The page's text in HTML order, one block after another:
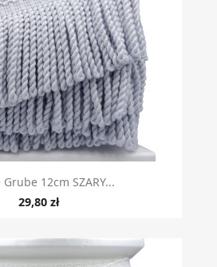
12cm SZARY...
29,80 zł